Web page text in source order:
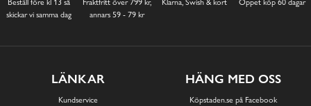
Beställ före kl 13 så
skickar vi samma dag
Fraktfritt över 799 kr,
annars 59 - 79 kr
Klarna, Swish & kort Öppet köp 60 dagar
LÄNKAR
Kundservice
HÄNG MED OSS
Köpstaden.se på Facebook